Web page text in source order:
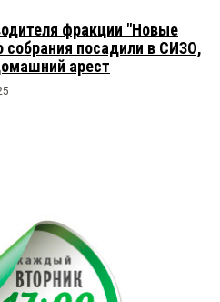
фракции "Новые
собрания посадили в СИЗО,
арест